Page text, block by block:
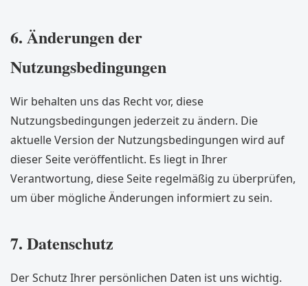
6. Änderungen der
Nutzungsbedingungen
Wir behalten uns das Recht vor, diese
Nutzungsbedingungen jederzeit zu ändern. Die
aktuelle Version der Nutzungsbedingungen wird auf
dieser Seite veröffentlicht. Es liegt in Ihrer
Verantwortung, diese Seite regelmäßig zu überprüfen,
um über mögliche Änderungen informiert zu sein.
7. Datenschutz
Der Schutz Ihrer persönlichen Daten ist uns wichtig.